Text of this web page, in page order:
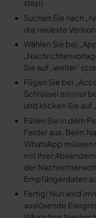
step).
Suchen Sie nach
die neueste
Wählen Sie bei
Sie auf „weiter“
Fügen Sie bei
Schlüssel ein (nur
und klicken Sie auf
Füllen Sie in dem
Felder aus. Beim
WhatsApp müssen
mit Ihrer
der
Empfängerdaten
Fertig! Nun wird
auslösende